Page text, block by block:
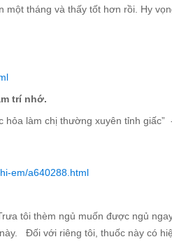
tháng và thấy tốt hơn rồi. Hy
trí nhớ.
làm chị thường xuyên tỉnh giấc”
em/a640288.html
tôi thèm ngủ muốn được ngủ
Đối với riêng tôi, thuốc này có